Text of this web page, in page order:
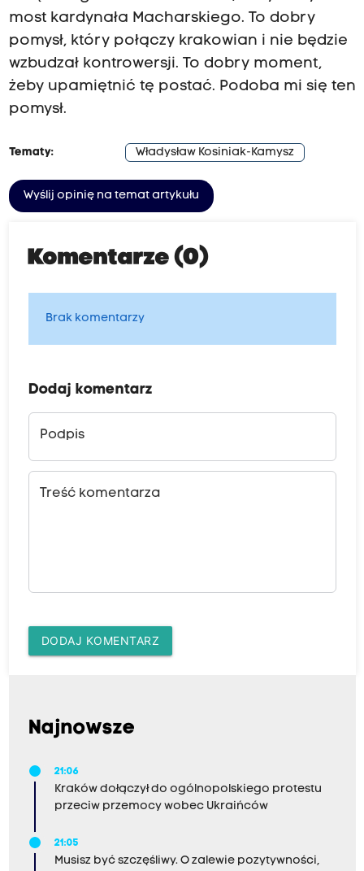
most kardynała Macharskiego. To dobry
pomysł, który połączy krakowian i nie będzie
wzbudzał kontrowersji. To dobry moment,
żeby upamiętnić tę postać. Podoba mi się ten
pomysł.
Tematy: Władysław Kosiniak-Kamysz
Wyślij opinię na temat artykułu
Komentarze (0)
Brak komentarzy
Dodaj komentarz
Podpis
Treść komentarza
DODAJ KOMENTARZ
Najnowsze
21:06
Kraków dołączył do ogólnopolskiego protestu
przeciw przemocy wobec Ukraińców
21:05
Musisz być szczęśliwy. O zalewie pozytywności,